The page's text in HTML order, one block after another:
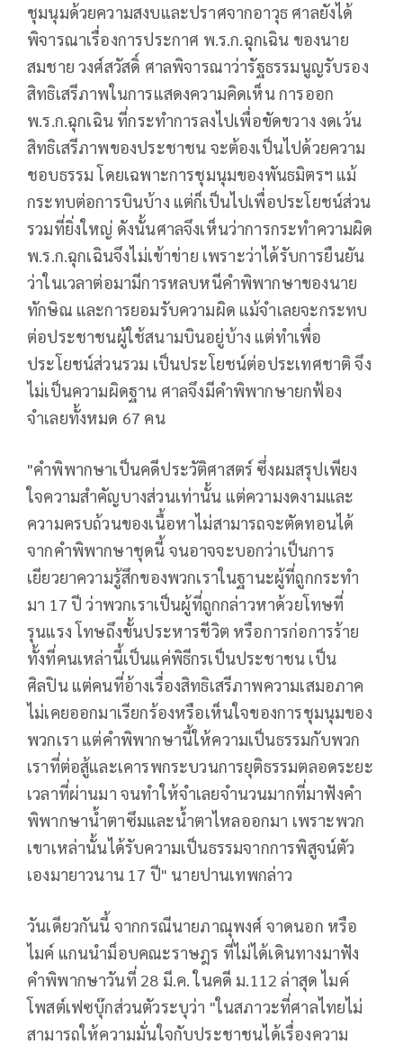
ชุมนุมด้วยความสงบและปราศจากอาวุธ ศาลยังได้
พิจารณาเรื่องการประกาศ พ.ร.ก.ฉุกเฉิน ของนาย
สมชาย วงศ์สวัสดิ์ ศาลพิจารณาว่ารัฐธรรมนูญรับรอง
สิทธิเสรีภาพในการแสดงความคิดเห็น การออก
พ.ร.ก.ฉุกเฉิน ที่กระทำการลงไปเพื่อขัดขวาง งดเว้น
สิทธิเสรีภาพของประชาชน จะต้องเป็นไปด้วยความ
ชอบธรรม โดยเฉพาะการชุมนุมของพันธมิตรฯ แม้
กระทบต่อการบินบ้าง แต่ก็เป็นไปเพื่อประโยชน์ส่วน
รวมที่ยิ่งใหญ่ ดังนั้นศาลจึงเห็นว่าการกระทำความผิด
พ.ร.ก.ฉุกเฉินจึงไม่เข้าข่าย เพราะว่าได้รับการยืนยัน
ว่าในเวลาต่อมามีการหลบหนีคำพิพากษาของนาย
ทักษิณ และการยอมรับความผิด แม้จำเลยจะกระทบ
ต่อประชาชนผู้ใช้สนามบินอยู่บ้าง แต่ทำเพื่อ
ประโยชน์ส่วนรวม เป็นประโยชน์ต่อประเทศชาติ จึง
ไม่เป็นความผิดฐาน ศาลจึงมีคำพิพากษายกฟ้อง
จำเลยทั้งหมด 67 คน
"คำพิพากษาเป็นคดีประวัติศาสตร์ ซึ่งผมสรุปเพียง
ใจความสำคัญบางส่วนเท่านั้น แต่ความงดงามและ
ความครบถ้วนของเนื้อหาไม่สามารถจะตัดทอนได้
จากคำพิพากษาชุดนี้ จนอาจจะบอกว่าเป็นการ
เยียวยาความรู้สึกของพวกเราในฐานะผู้ที่ถูกกระทำ
มา 17 ปี ว่าพวกเราเป็นผู้ที่ถูกกล่าวหาด้วยโทษที่
รุนแรง โทษถึงขั้นประหารชีวิต หรือการก่อการร้าย
ทั้งที่คนเหล่านี้เป็นแค่พิธีกรเป็นประชาชน เป็น
ศิลปิน แต่คนที่อ้างเรื่องสิทธิเสรีภาพความเสมอภาค
ไม่เคยออกมาเรียกร้องหรือเห็นใจของการชุมนุมของ
พวกเรา แต่คำพิพากษานี้ให้ความเป็นธรรมกับพวก
เราที่ต่อสู้และเคารพกระบวนการยุติธรรมตลอดระยะ
เวลาที่ผ่านมา จนทำให้จำเลยจำนวนมากที่มาฟังคำ
พิพากษาน้ำตาซึมและน้ำตาไหลออกมา เพราะพวก
เขาเหล่านั้นได้รับความเป็นธรรมจากการพิสูจน์ตัว
เองมายาวนาน 17 ปี" นายปานเทพกล่าว
วันเดียวกันนี้ จากกรณีนายภาณุพงศ์ จาดนอก หรือ
ไมค์ แกนนำม็อบคณะราษฎร ที่ไม่ได้เดินทางมาฟัง
คำพิพากษาวันที่ 28 มี.ค. ในคดี ม.112 ล่าสุด ไมค์
โพสต์เฟซบุ๊กส่วนตัวระบุว่า "ในสภาวะที่ศาลไทยไม่
สามารถให้ความมั่นใจกับประชาชนได้เรื่องความ